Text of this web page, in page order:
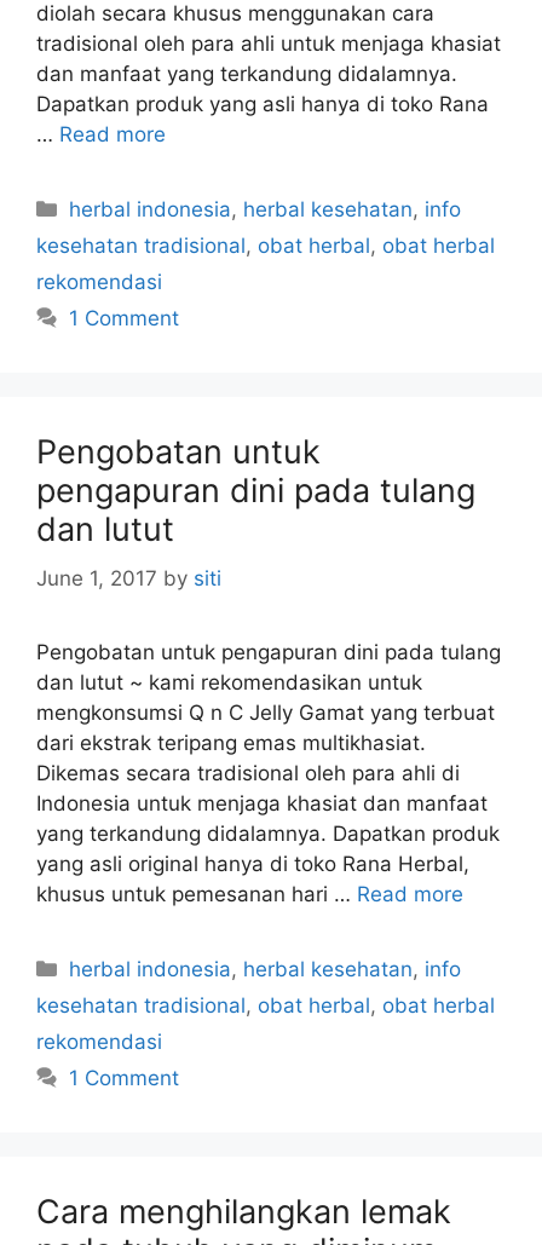
diolah secara khusus menggunakan cara
tradisional oleh para ahli untuk menjaga khasiat
dan manfaat yang terkandung didalamnya.
Dapatkan produk yang asli hanya di toko Rana
… Read more
C
a
e
g
e
herbal indonesia, herbal kesehatan, info
kesehatan tradisional, obat herbal, obat herbal
rekomendasi
1 Comment
Pengobatan untuk
pengapuran dini pada tulang
dan lutut
June 1, 2017 by siti
Pengobatan untuk pengapuran dini pada tulang
dan lutut ~ kami rekomendasikan untuk
mengkonsumsi Q n C Jelly Gamat yang terbuat
dari ekstrak teripang emas multikhasiat.
Dikemas secara tradisional oleh para ahli di
Indonesia untuk menjaga khasiat dan manfaat
yang terkandung didalamnya. Dapatkan produk
yang asli original hanya di toko Rana Herbal,
khusus untuk pemesanan hari … Read more
C
e
g
e
herbal indonesia, herbal kesehatan, info
kesehatan tradisional, obat herbal, obat herbal
rekomendasi
1 Comment
Cara menghilangkan lemak